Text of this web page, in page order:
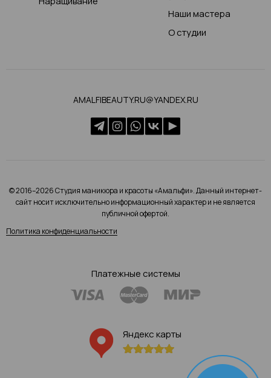
Наши мастера
О студии
AMALFIBEAUTY.RU@YANDEX.RU
© 2016–2026 Студия маникюра и красоты «Амальфи». Данный интернет-
сайт носит исключительно информационный характер и не является
публичной офертой.
Политика конфиденциальности
Платежные системы
Яндекс карты